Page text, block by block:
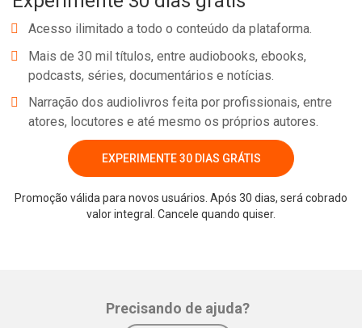
Acesso ilimitado a todo o conteúdo da plataforma.
Mais de 30 mil títulos, entre audiobooks, ebooks,
podcasts, séries, documentários e notícias.
Narração dos audiolivros feita por profissionais, entre
atores, locutores e até mesmo os próprios autores.
EXPERIMENTE 30 DIAS GRÁTIS
Promoção válida para novos usuários. Após 30 dias, será cobrado
valor integral. Cancele quando quiser.
Precisando de ajuda?